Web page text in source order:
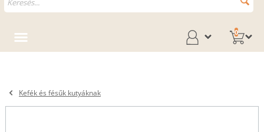
0
Kefék és fésűk kutyáknak